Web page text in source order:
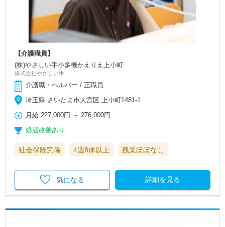
【介護職員】
(株)やさしい手小多機かえりえ上小町
株式会社やさしい手
介護職・ヘルパー / 正職員
埼玉県 さいたま市大宮区 上小町1481-1
月給 227,000円 ～276,000円
処遇改善あり
社会保険完備 4週8休以上 残業ほぼなし
詳細を見る
気になる